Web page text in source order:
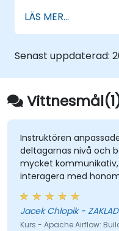
LÄS MER...
Senast uppdaterad:
Instruktören
deltagarnas nivå och
mycket
interagera med
formatet på
praktiska övningar.
mycket engagerande
Jacek Chlopik - ZAKLAD
Kurs - Apache Airflow: